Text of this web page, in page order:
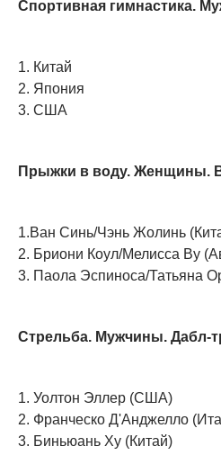
Спортивная гимнастика.
1. Китай
2. Япония
3. США
Прыжки в воду. Женщины.
1.Ван Синь/Чэнь Жолинь
2. Бриони Коул/Мелисса Ву
3. Паола Эспиноса/Татьяна
Стрельба. Мужчины. Дабл-
1. Уолтон Эллер (США)
2. Франческо Д'Анджелло
3. Биньюань Ху (Китай)